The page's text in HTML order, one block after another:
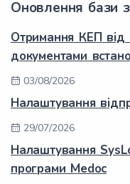
Оновлення бази
Отримання КЕП
документами
03/08/2026
Налаштування
29/07/2026
Налаштування
програми Medoc